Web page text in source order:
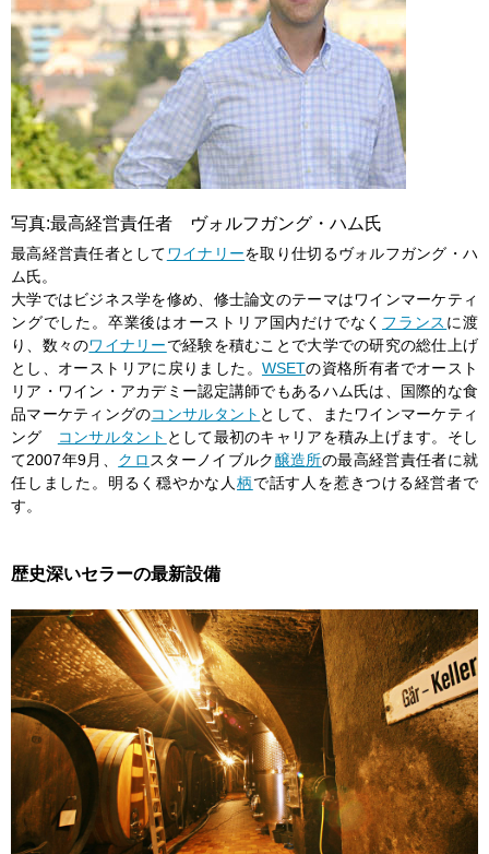
写真:最高経営責任者 ヴォルフガング・ハム氏
最高経営責任者としてワイナリーを取り仕切るヴォルフガング・ハ
ム氏。
大学ではビジネス学を修め、修士論文のテーマはワインマーケティ
ングでした。卒業後はオーストリア国内だけでなく フランス に渡
り、数々のワイナリーで経験を積むことで大学での研究の総仕上げ
とし、オーストリアに戻りました。 WSETの資格所有者でオースト
リア・ワイン・アカデミー認定講師でもあるハム氏は、国際的な食
品マーケティングのコンサルタント として、またワインマーケティ
ング
コンサルタント として最初のキャリアを積み上げます。そし
て2007年9月、 クロスターノイブルク醸造所の最高経営責任者に就
任しました。明るく穏やかな人柄で話す人を惹きつける経営者で
す。
歴史深いセラーの最新設備